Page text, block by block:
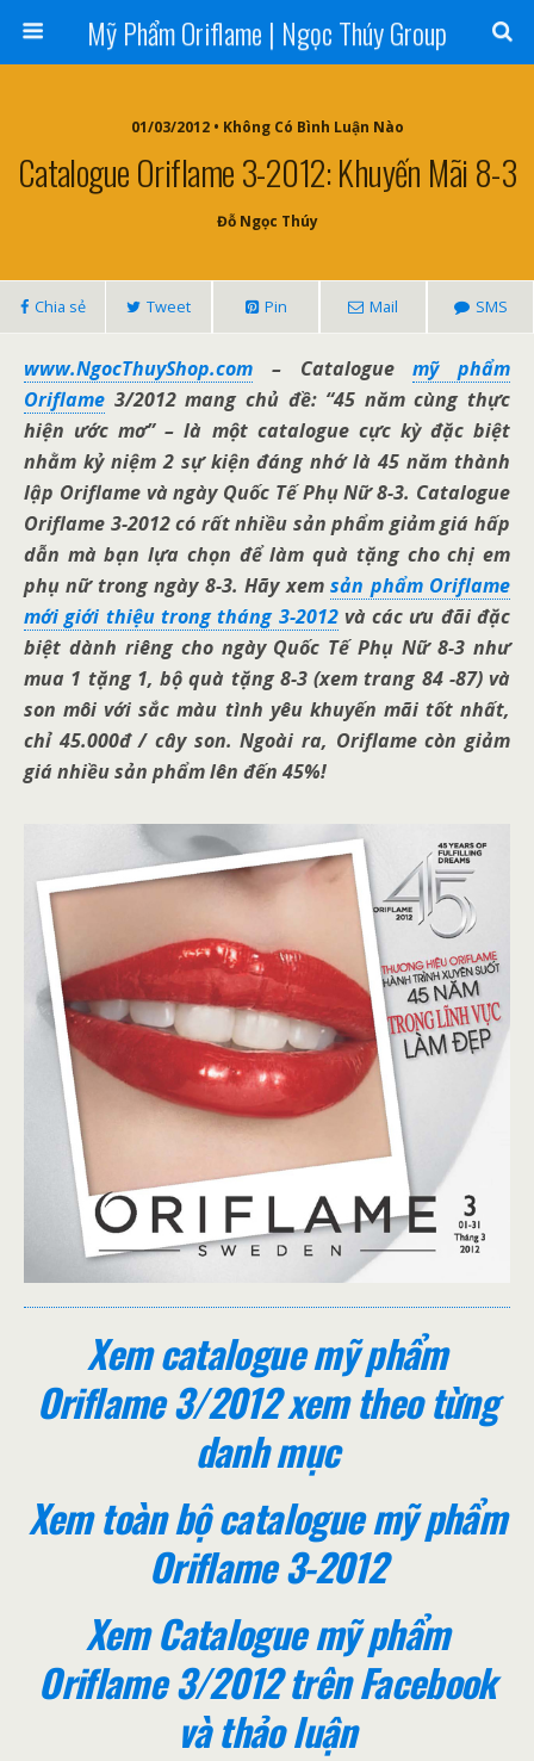
Mỹ Phẩm Oriflame | Ngọc Thúy Group
01/03/2012 • Không Có Bình Luận Nào
Catalogue Oriflame 3-2012: Khuyến Mãi 8-3
Đỗ Ngọc Thúy
Chia sẻ Tweet Pin Mail SMS
www.NgocThuyShop.com – Cataloguemỹ phẩm
Oriflame 3/2012 mang chủ đề: “45 năm cùng thực
hiện ước mơ” – là một catalogue cực kỳ đặc biệt
nhằm kỷ niệm 2 sự kiện đáng nhớ là 45 năm thành
lập Oriflame và ngày Quốc Tế Phụ Nữ 8-3. Catalogue
Oriflame 3-2012 có rất nhiều sản phẩm giảm giá hấp
dẫn mà bạn lựa chọn để làm quà tặng cho chị em
phụ nữ trong ngày 8-3. Hãy xemsản phẩm Oriflame
mới giới thiệu trong tháng 3-2012và các ưu đãi đặc
biệt dành riêng cho ngày Quốc Tế Phụ Nữ 8-3 như
mua 1 tặng 1, bộ quà tặng 8-3 (xem trang 84 -87) và
son môi với sắc màu tình yêu khuyến mãi tốt nhất,
chỉ 45.000đ / cây son. Ngoài ra, Oriflame còn giảm
giá nhiều sản phẩm lên đến 45%!
Xem catalogue mỹ phẩm
Oriflame 3/2012 xem theo từng
danh mục
Xem toàn bộ catalogue mỹ phẩm
Oriflame 3-2012
Xem Catalogue mỹ phẩm
Oriflame 3/2012 trên Facebook
và thảo luận